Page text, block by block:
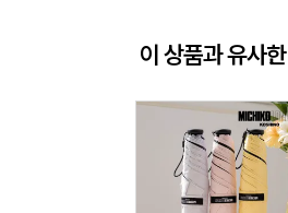
이 상품과 유사한